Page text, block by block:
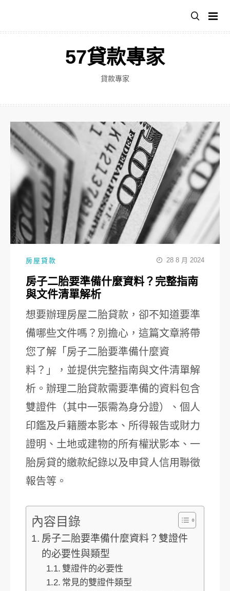
主
57貸款專家
貸款專家
房屋貸款 28 8 月 2024
房子二胎要準備什麼資料？完整指南
與文件清單解析
想要辦理房屋二胎貸款，卻不知道要準
備哪些文件嗎？別擔心，這篇文章將帶
您了解「房子二胎要準備什麼資
料？」，並提供完整指南與文件清單解
析。辦理二胎貸款需要準備的資料包含
雙證件（其中一張需為身分證）、個人
印鑑及戶籍謄本影本、所得報告或財力
證明、土地或建物的所有權狀影本、一
胎房貸的繳款紀錄以及申貸人信用聯徵
報告等。
內容目錄
房子二胎要準備什麼資料？雙證件
的必要性與類型
雙證件的必要性
常見的雙證件類型